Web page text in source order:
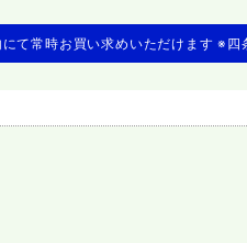
て常時お買い求めいただけます ※四